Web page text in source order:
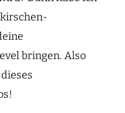
bringen. Also